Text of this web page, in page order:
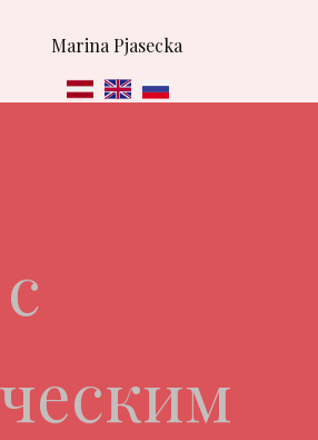
Marina Pjasecka